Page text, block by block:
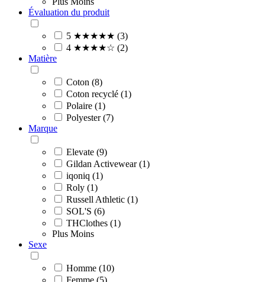
Évaluation du produit
5 ★★★★★ (3)
4 ★★★★☆ (2)
Matière
Coton (8)
Coton recyclé (1)
Polaire (1)
Polyester (7)
Marque
Elevate (9)
Gildan Activewear (1)
iqoniq (1)
Roly (1)
Russell Athletic (1)
SOL'S (6)
THClothes (1)
Plus Moins
Sexe
Homme (10)
Femme (5)